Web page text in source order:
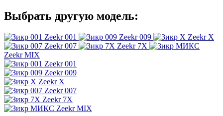
Выбрать другую модель:
Zeekr 001 Zeekr 009
Zeekr X
Zeekr 007
Zeekr 7X
Zeekr MIX
Zeekr 001
Zeekr 009
Zeekr X
Zeekr 007
Zeekr 7X
Zeekr MIX